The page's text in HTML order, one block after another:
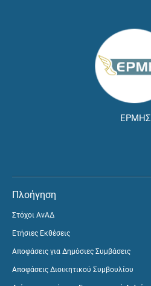
ΕΡΜΗΣ
Πλοήγηση
Στόχοι ΑνΑΔ
Ετήσιες Εκθέσεις
Αποφάσεις για Δημόσιες Συμβάσεις
Αποφάσεις Διοικητικού Συμβουλίου